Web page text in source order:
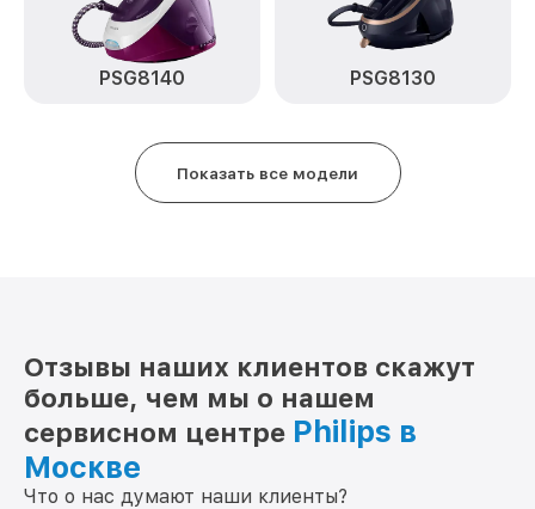
PSG8140 PSG8130
Показать все модели
Отзывы наших клиентов скажут
больше, чем мы о нашем
сервисном центре Philips в
Москве
Что о нас думают наши клиенты?